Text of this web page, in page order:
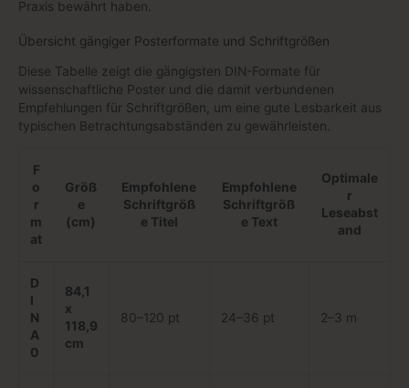
Praxis bewährt haben.
Übersicht gängiger Posterformate und Schriftgrößen
Diese Tabelle zeigt die gängigsten DIN-Formate für
wissenschaftliche Poster und die damit verbundenen
Empfehlungen für Schriftgrößen, um eine gute Lesbarkeit aus
typischen Betrachtungsabständen zu gewährleisten.
F
o
r
m
at
Größ
e
(cm)
Empfohlene
Schriftgröß
e Titel
Empfohlene
Schriftgröß
e Text
Optimale
r
Leseabst
and
D
I
N
A
0
84,1
x
118,9
cm
80–120 pt 24–36 pt 2–3 m